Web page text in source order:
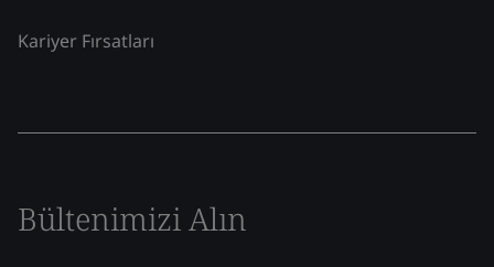
Kariyer Fırsatları
Bültenimizi Alın